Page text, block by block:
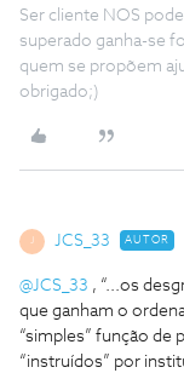
Ser cliente NOS
superado ganha-se
quem se propõem
obrigado;)
J JCS_33 AUTOR
@JCS_33 , “...os
que ganham o
“simples” função de
“instruídos” por